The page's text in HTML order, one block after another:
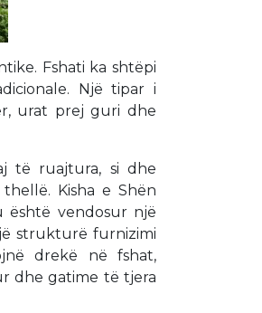
Fshati ka shtëpi
Një tipar i
urat prej guri dhe
të ruajtura, si dhe
Kisha e Shën
është vendosur një
strukturë furnizimi
drekë në fshat,
dhe gatime të tjera